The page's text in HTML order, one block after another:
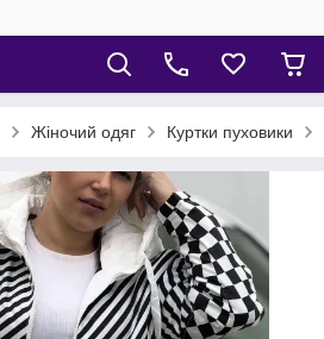
Жіночий одяг Куртки пуховики